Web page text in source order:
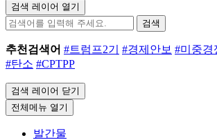
검색 레이어 열기
검색
추천검색어 #트럼프2기 #경제안보 #미중경
#탄소 #CPTPP
검색 레이어 닫기
전체메뉴 열기
발간물